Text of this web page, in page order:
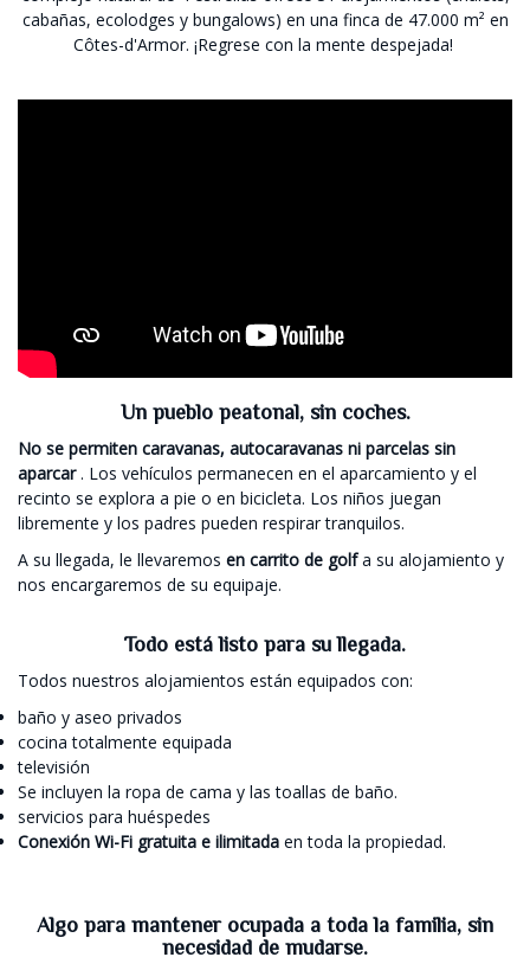
cabañas, ecolodges y bungalows) en una finca de 47.000 m² en
Côtes-d'Armor. ¡Regrese con la mente despejada!
Un pueblo peatonal, sin coches.
No se permiten caravanas, autocaravanas ni parcelas sin
aparcar. Los vehículos permanecen en el aparcamiento y el
recinto se explora a pie o en bicicleta. Los niños juegan
libremente y los padres pueden respirar tranquilos.
A su llegada, le llevaremos en carrito de golfa su alojamiento y
nos encargaremos de su equipaje.
Todo está listo para su llegada.
Todos nuestros alojamientos están equipados con:
baño y aseo privados
cocina totalmente equipada
televisión
Se incluyen la ropa de cama y las toallas de baño.
servicios para huéspedes
Conexión Wi-Fi gratuita e ilimitada en toda la propiedad.
Algo para mantener ocupada a toda la familia, sin
necesidad de mudarse.